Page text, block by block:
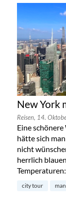
New York
Reisen, 14.
Eine
hätte sich
nicht
herrlich
city tour